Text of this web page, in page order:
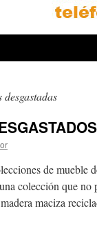
de mueble
colección que no
maciza